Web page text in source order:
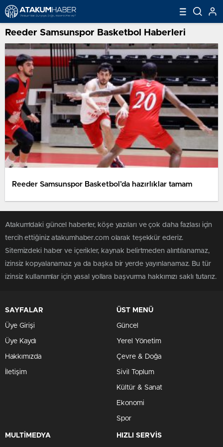
Reeder Samsunspor Basketbol Haberleri
Reeder Samsunspor Basketbol’da hazırlıklar tamam
Atakum'daki güncel haberler, köşe yazıları ve çok daha fazlası için
tercih ettiğiniz atakumhaber.com olarak teşekkür ederiz.
Sitemizdeki haber ve içerikler, kaynak belirtmeden alıntılanamaz,
izinsiz kopyalanamaz ya da başka bir yerde yayınlanamaz. Bu tür
izinsiz kullanımlar için yasal yollara başvurma hakkımızı saklı tutarız.
SAYFALAR
Üye Girişi
Üye Kaydı
Hakkımızda
İletişim
ÜST MENÜ
Güncel
Yerel Yönetim
Çevre & Doğa
Sivil Toplum
Kültür & Sanat
Ekonomi
Spor
MULTİMEDYA HIZLI SERVİS